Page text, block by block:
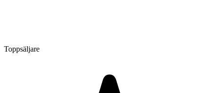
Toppsäljare